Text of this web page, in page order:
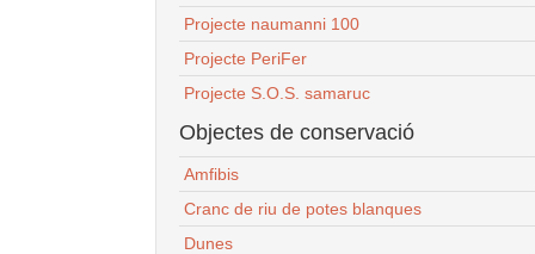
Projecte naumanni 100
Projecte PeriFer
Projecte S.O.S. samaruc
Objectes de conservació
Amfibis
Cranc de riu de potes blanques
Dunes